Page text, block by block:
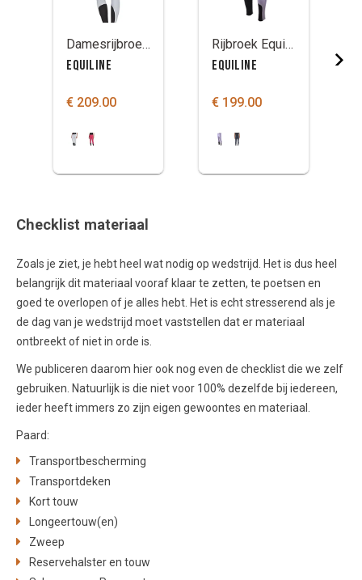
Damesrijbroek Equiline Cerief Full Grip
EQUILINE
€ 209.00
Rijbroek Equiline Crentk knie grip
EQUILINE
€ 199.00
Checklist materiaal
Zoals je ziet, je hebt heel wat nodig op wedstrijd. Het is dus heel
belangrijk dit materiaal vooraf klaar te zetten, te poetsen en
goed te overlopen of je alles hebt. Het is echt stresserend als je
de dag van je wedstrijd moet vaststellen dat er materiaal
ontbreekt of niet in orde is.
We publiceren daarom hier ook nog even de checklist die we zelf
gebruiken. Natuurlijk is die niet voor 100% dezelfde bij iedereen,
ieder heeft immers zo zijn eigen gewoontes en materiaal.
Paard:
Transportbescherming
Transportdeken
Kort touw
Longeertouw(en)
Zweep
Reservehalster en touw